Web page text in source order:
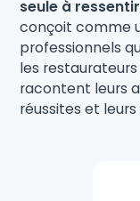
seule à
conçoit comme
professionnels
les
racontent leurs
réussites et leurs